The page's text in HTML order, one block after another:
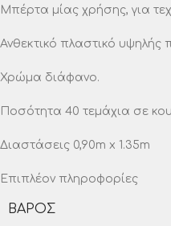
Μπέρτα μίας χρήσης, για
Ανθεκτικό πλαστικό υψηλής
Χρώμα διάφανο.
Ποσότητα 40 τεμάχια σε
Διαστάσεις 0,90m x 1.35m
Επιπλέον πληροφορίες
ΒΆΡΟΣ